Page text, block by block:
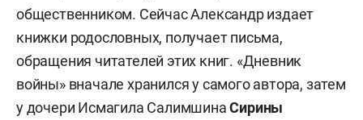
общественником. Сейчас Александр издает
книжки родословных, получает письма,
обращения читателей этих книг. «Дневник
войны» вначале хранился у самого автора, затем
у дочери Исмагила СалимшинаСирины